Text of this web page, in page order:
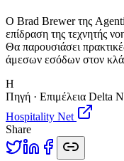
Ο Brad Brewer της
επίδραση της τεχνητής
Θα παρουσιάσει
άμεσων εσόδων στον
H
Πηγή · Επιμέλεια Delta
Hospitality Net
Share